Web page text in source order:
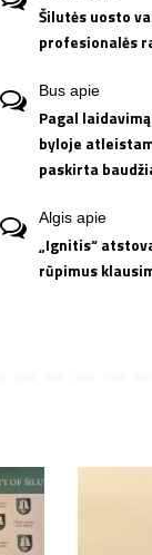
Šilutės uosto
profesionalės
Bus apie
Pagal
byloje
paskirta
Algis apie
„Ignitis“
rūpimus